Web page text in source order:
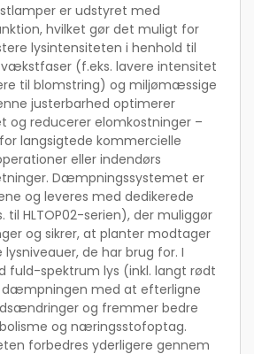
er udstyret med
hvilket gør det muligt for
lysintensiteten i henhold til
(f.eks. lavere intensitet
til blomstring) og miljømæssige
justerbarhed optimerer
og reducerer elomkostninger –
langsigtede kommercielle
eller indendørs
Dæmpningssystemet er
og leveres med dedikerede
til HLTOP02-serien), der muliggør
og sikrer, at planter modtager
de har brug for. I
fuld-spektrum lys (inkl. langt rødt
med at efterligne
og fremmer bedre
og næringsstofoptag.
forbedres yderligere gennem